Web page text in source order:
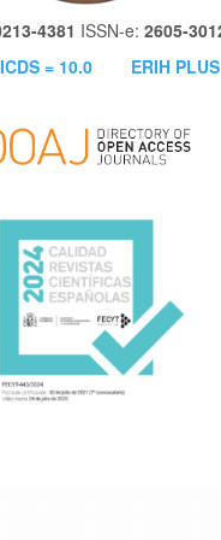
4381 ISSN-e: 2605-
= 10.0
ERIH PLUS